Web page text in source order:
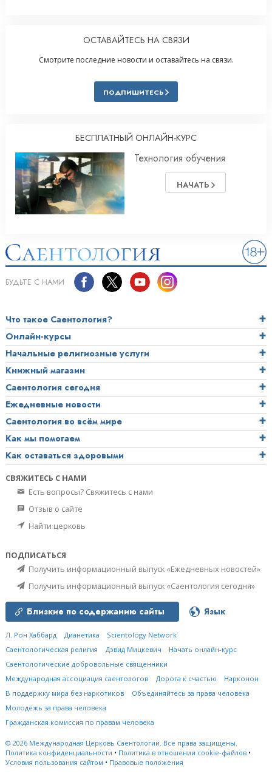
ОСТАВАЙТЕСЬ НА СВЯЗИ
Смотрите последние новости и оставайтесь на связи.
ПОДПИШИТЕСЬ
БЕСПЛАТНЫЙ ОНЛАЙН-КУРС
Технология обучения
НАЧАТЬ
БУДЬТЕ С НАМИ
Что такое Саентология?
Онлайн-курсы
Начальные религиозные услуги
Книжный магазин
Саентология сегодня
Ежедневные новости
Саентология во всём мире
Как мы помогаем
Как оставаться здоровыми
СВЯЖИТЕСЬ С НАМИ
Есть вопросы? Свяжитесь с нами
Отзыв о сайте
Найти церковь
ПОДПИСАТЬСЯ
Получить информационный выпуск «Ежедневных новостей»
Получить информационный выпуск «Саентология сегодня»
Близкие по содержанию сайты Язык
Л. Рон Хаббард Дианетика
Scientology Network
Саентологическая религия
Дэвид Мицкевич
Начать онлайн-курс
Саентологические добровольные священники
Международная ассоциация саентологов
Дорога к счастью
Нарконон
В поддержку мира без наркотиков
Объединяйтесь за права человека
Молодёжь за права человека
Гражданская комиссия по правам человека
© 2026 Международная Церковь Саентологии. Все права защищены.
Политика конфиденциальности • Политика в отношении cookie-файлов •
Условия пользования сайтом • Правовые положения